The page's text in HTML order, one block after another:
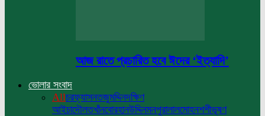
আজ রাতে প্রচারিত হবে ঈদের ‘ইত্যাদি’
ভোলার সংবাদ
Allচরফ্যাসনতজুমদ্দিনদক্ষিণ
আইচাদৌলতখাঁনবোরহানউদ্দিনমনপুরালালমোহনশশীভূষণ